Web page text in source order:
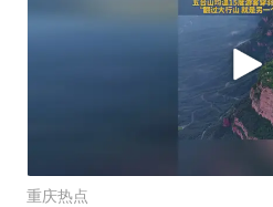
重庆热点